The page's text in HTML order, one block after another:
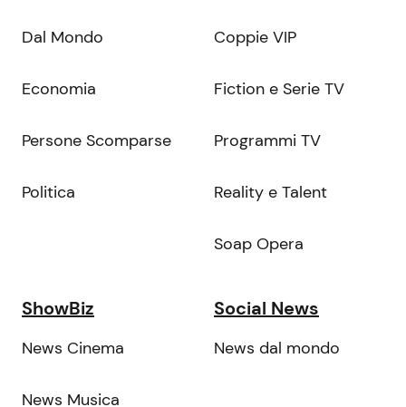
Dal Mondo
Economia
Persone Scomparse
Politica
Coppie VIP
Fiction e Serie TV
Programmi TV
Reality e Talent
Soap Opera
ShowBiz
News Cinema
News Musica
Social News
News dal mondo